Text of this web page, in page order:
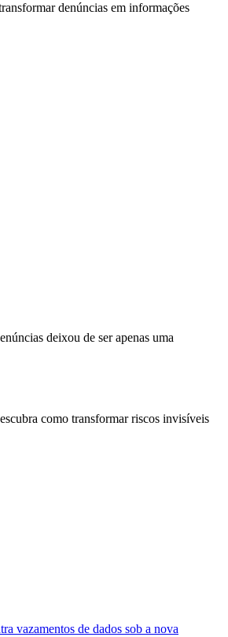
denúncias em informações
deixou de ser apenas uma
como transformar riscos invisíveis
vazamentos de dados sob a nova